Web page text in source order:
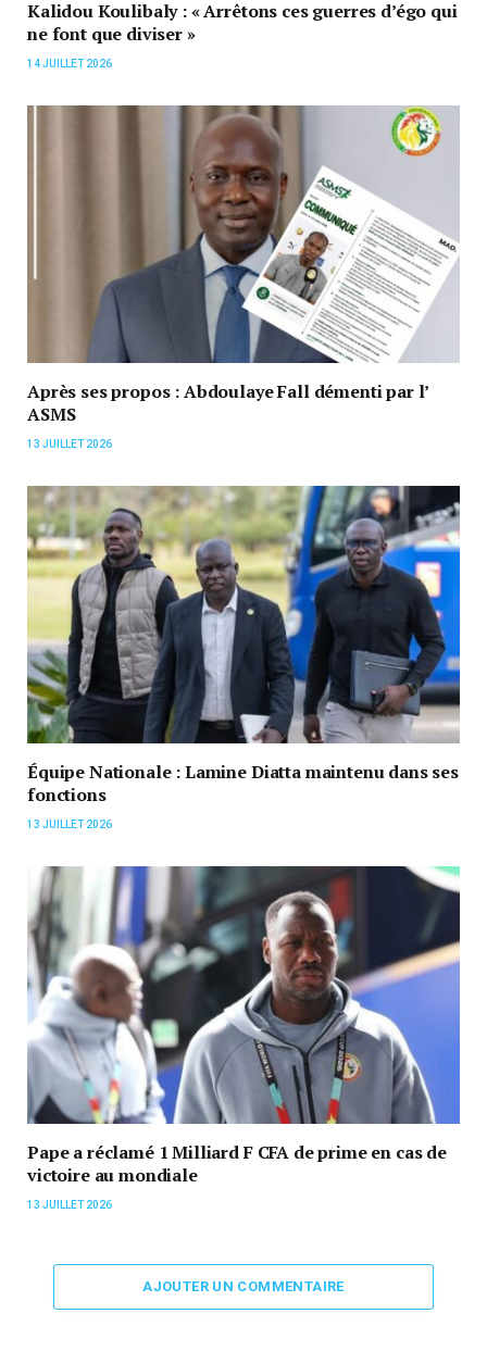
Kalidou Koulibaly : « Arrêtons ces guerres d’égo qui
ne font que diviser »
14 JUILLET 2026
Après ses propos : Abdoulaye Fall démenti par l’
ASMS
13 JUILLET 2026
Équipe Nationale : Lamine Diatta maintenu dans ses
fonctions
13 JUILLET 2026
Pape a réclamé 1 Milliard F CFA de prime en cas de
victoire au mondiale
13 JUILLET 2026
AJOUTER UN COMMENTAIRE